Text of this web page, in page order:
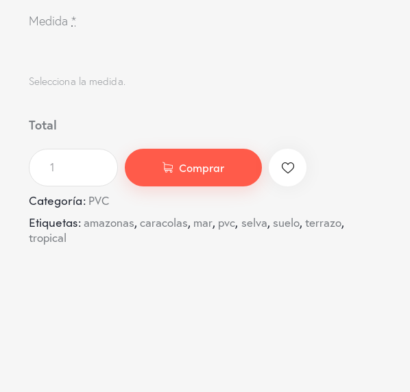
Medida *
Selecciona la medida.
Total
Comprar
Categoría: PVC
Etiquetas:amazonas, caracolas, mar, pvc, selva, suelo, terrazo,
tropical